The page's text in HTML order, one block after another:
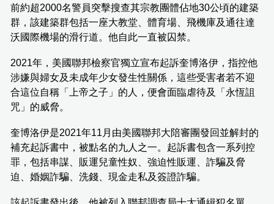
前約超2000名警員突擊搜查其宗教團體佔地30公頃的建築
群，該建築群包括一座大教堂、體育場、飛機庫及通往達
沃國際機場的滑行道。他自此一直被囚禁。
2021年，美國聯邦檢察官獨立宣布起訴奎博洛伊，指控他
涉嫌與婦女及未成年少女發生性關係，這些受害者若不迎
合這位自稱「上帝之子」的人，便會面臨虐待及「永恆詛
咒」的威脅。
奎博洛伊是2021年11月由美國聯邦大陪審團發回並解封的
補充起訴書中，被點名的九人之一。起訴書包含一系列控
罪，包括串謀、販運兒童性奴、強迫性販運、詐騙及脅
迫、婚姻詐騙、洗錢、現金走私及簽證詐騙。